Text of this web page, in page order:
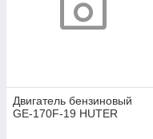
Двигатель бензиновый
GE-170F-19 HUTER